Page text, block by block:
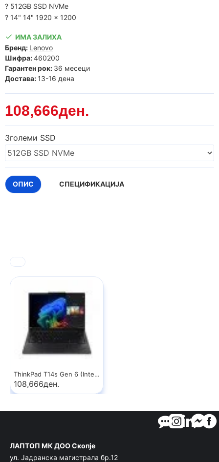
? 512GB SSD NVMe
? 14" 14" 1920 x 1200
108,666ден.
ИМА ЗАЛИХА
Бренд: Lenovo
Шифра:460200
Гарантен рок: 36 месеци
Достава: 13-16 дена
Зголеми SSD
ОПИС СПЕЦИФИКАЦИЈА
ThinkPad T14s Gen 6 (Intel) Copilot+ PC
108,666ден.
ЛАПТОП МК ДОО Скопје
ул. Јадранска магистрала бр.12